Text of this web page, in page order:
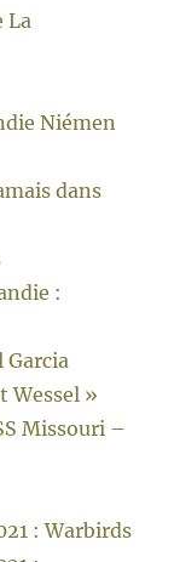
La
Niémen
dans
:
Wessel »
Missouri –
: Warbirds